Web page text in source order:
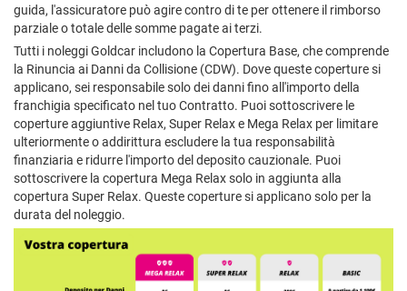
guida, l'assicuratore può agire contro di te per ottenere il rimborso
parziale o totale delle somme pagate ai terzi.
Tutti i noleggi Goldcar includono la Copertura Base, che comprende
la Rinuncia ai Danni da Collisione (CDW). Dove queste coperture si
applicano, sei responsabile solo dei danni fino all'importo della
franchigia specificato nel tuo Contratto. Puoi sottoscrivere le
coperture aggiuntive Relax, Super Relax e Mega Relax per limitare
ulteriormente o addirittura escludere la tua responsabilità
finanziaria e ridurre l'importo del deposito cauzionale. Puoi
sottoscrivere la copertura Mega Relax solo in aggiunta alla
copertura Super Relax. Queste coperture si applicano solo per la
durata del noleggio.